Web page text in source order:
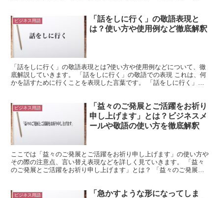
ビジネス用語
「話をしに行く」の敬語表現と
は？使い方や使用例など徹底解釈
「話をしに行く」の敬語表現とは?使い方や使用例などについて、徹
底解説していきます。 「話をしに行く」の敬語での表現 これは、何
かを話すために行くことを表現した言葉です。 「話をしに行く」は
ビジネス用語
「益々のご発展とご活躍をお祈り
申し上げます」とは？ビジネスメ
ールや敬語の使い方を徹底解釈
ここでは「益々のご発展とご活躍をお祈り申し上げます」の使い方や
その際の注意点、言い替え表現などを詳しく見ていきます。 「益々
のご発展とご活躍をお祈り申し上げます」とは？ 「益々のご発展と
ビジネス用語
「急かすような形になってしま